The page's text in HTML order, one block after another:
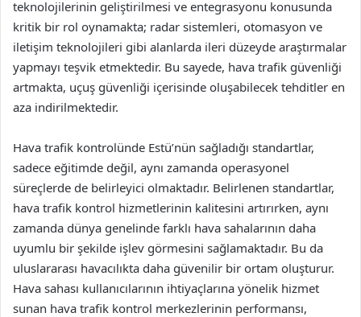
teknolojilerinin geliştirilmesi ve entegrasyonu konusunda
kritik bir rol oynamakta; radar sistemleri, otomasyon ve
iletişim teknolojileri gibi alanlarda ileri düzeyde araştırmalar
yapmayı teşvik etmektedir. Bu sayede, hava trafik güvenliği
artmakta, uçuş güvenliği içerisinde oluşabilecek tehditler en
aza indirilmektedir.
Hava trafik kontrolünde Estü’nün sağladığı standartlar,
sadece eğitimde değil, aynı zamanda operasyonel
süreçlerde de belirleyici olmaktadır. Belirlenen standartlar,
hava trafik kontrol hizmetlerinin kalitesini artırırken, aynı
zamanda dünya genelinde farklı hava sahalarının daha
uyumlu bir şekilde işlev görmesini sağlamaktadır. Bu da
uluslararası havacılıkta daha güvenilir bir ortam oluşturur.
Hava sahası kullanıcılarının ihtiyaçlarına yönelik hizmet
sunan hava trafik kontrol merkezlerinin performansı,